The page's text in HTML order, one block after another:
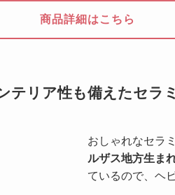
商品詳細はこちら
テリア性も備えたセラ
おしゃれなセラ
ルザス地方生ま
ているので、ヘ